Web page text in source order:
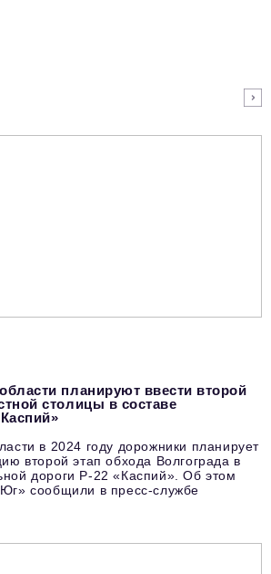
планируют ввести второй
столицы в составе
в 2024 году дорожники планирует
второй этап обхода Волгограда в
дороги Р-22 «Каспий». Об этом
сообщили в пресс-службе